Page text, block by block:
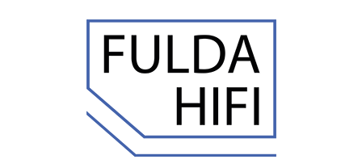
Zum Hauptinhalt springen